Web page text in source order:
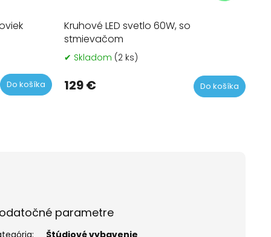
Do košíka
Kruhové LED svetlo 60W, so
stmievačom
produktu
✔ Skladom (2 ks)
129 € Do košíka
parametre
:
Štúdiové vybavenie